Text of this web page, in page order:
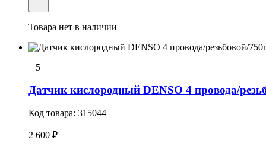
Товара нет в наличии
5
Датчик кислородный DENSO 4 провода/
Код товара: 315044
2 600 ₽